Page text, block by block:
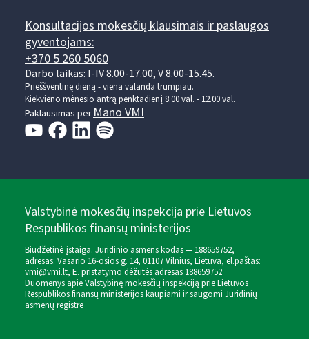
Konsultacijos mokesčių klausimais ir paslaugos
gyventojams:
+370 5 260 5060
Darbo laikas: I-IV 8.00-17.00, V 8.00-15.45.
Prieššventinę dieną - viena valanda trumpiau.
Kiekvieno mėnesio antrą penktadienį 8.00 val. - 12.00 val.
Paklausimas perMano VMI
Valstybinė mokesčių inspekcija prie Lietuvos
Respublikos finansų ministerijos
Biudžetinė įstaiga. Juridinio asmens kodas — 188659752,
adresas: Vasario 16-osios g. 14, 01107 Vilnius, Lietuva, el.paštas:
vmi@vmi.lt, E. pristatymo dėžutės adresas 188659752
Duomenys apie Valstybinę mokesčių inspekciją prie Lietuvos
Respublikos finansų ministerijos kaupiami ir saugomi Juridinių
asmenų registre